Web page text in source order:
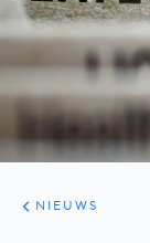
ARTIKELEN
HET
KORT
NIEUWS